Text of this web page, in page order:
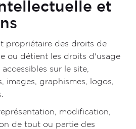
et
propriétaire des droits de
ou détient les droits d'usage
sur le site,
images, graphismes, logos,
modification,
de tout ou partie des